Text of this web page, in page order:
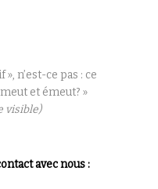
n’est-ce pas : ce
et émeut? »
visible)
avec nous :